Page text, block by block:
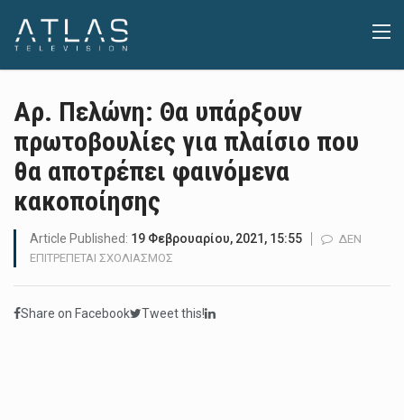
Αρ. Πελώνη: Θα υπάρξουν
πρωτοβουλίες για πλαίσιο που
θα αποτρέπει φαινόμενα
κακοποίησης
Article Published: 19 Φεβρουαρίου, 2021, 15:55
ΔΕΝ
ΕΠΙΤΡΈΠΕΤΑΙ ΣΧΟΛΙΑΣΜΌΣ
ΘΑ
Share on Facebook Tweet this!